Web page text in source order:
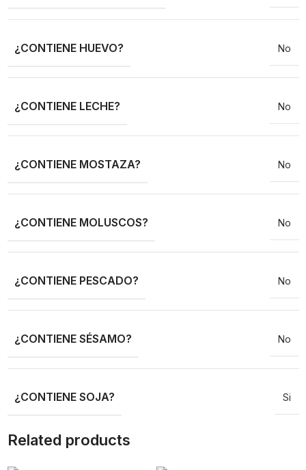
¿CONTIENE HUEVO? No
¿CONTIENE LECHE? No
¿CONTIENE MOSTAZA? No
¿CONTIENE MOLUSCOS? No
¿CONTIENE PESCADO? No
¿CONTIENE SÉSAMO? No
¿CONTIENE SOJA? Si
Related products